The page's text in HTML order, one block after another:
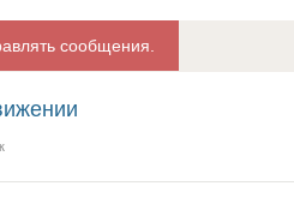
сообщения.